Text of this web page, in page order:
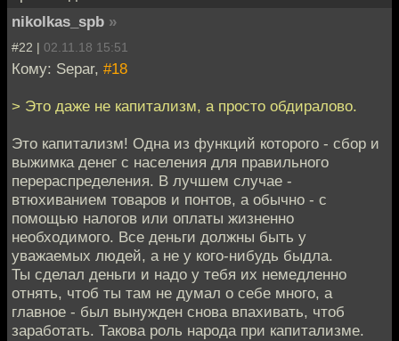
nikolkas_spb »
#22 | 02.11.18 15:51
Кому: Separ, #18
> Это даже не капитализм, а просто обдиралово.
Это капитализм! Одна из функций которого - сбор и
выжимка денег с населения для правильного
перераспределения. В лучшем случае -
втюхиванием товаров и понтов, а обычно - с
помощью налогов или оплаты жизненно
необходимого. Все деньги должны быть у
уважаемых людей, а не у кого-нибудь быдла.
Ты сделал деньги и надо у тебя их немедленно
отнять, чтоб ты там не думал о себе много, а
главное - был вынужден снова впахивать, чтоб
заработать. Такова роль народа при капитализме.